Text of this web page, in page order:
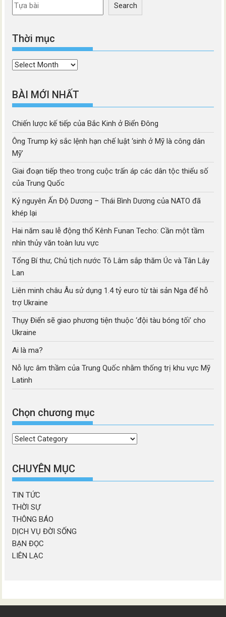
Search
Thời mục
Thời
BÀI MỚI NHẤT
Chiến lược kế tiếp của Bắc Kinh ở Biển Đông
Ông Trump ký sắc lệnh hạn chế luật ‘sinh ở Mỹ là công dân
Mỹ’
Giai đoạn tiếp theo trong cuộc trấn áp các dân tộc thiểu số
của Trung Quốc
Kỷ nguyên Ấn Độ Dương – Thái Bình Dương của NATO đã
khép lại
Hai năm sau lễ động thổ Kênh Funan Techo: Cần một tầm
nhìn thủy văn toàn lưu vực
Tổng Bí thư, Chủ tịch nước Tô Lâm sắp thăm Úc và Tân Lây
Lan
Liên minh châu Âu sử dụng 1.4 tỷ euro từ tài sản Nga để hỗ
trợ Ukraine
Thụy Điển sẽ giao phương tiện thuộc ‘đội tàu bóng tối’ cho
Ukraine
Ai là ma?
Nỗ lực âm thầm của Trung Quốc nhằm thống trị khu vực Mỹ
Latinh
Chọn chương mục
Chọn
mục
CHUYÊN MỤC
TIN TỨC
THỜI SỰ
THÔNG BÁO
DỊCH VỤ ĐỜI SỐNG
BẠN ĐỌC
LIÊN LẠC